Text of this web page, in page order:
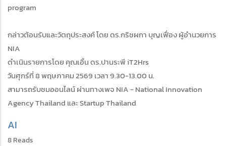
program
กล่าวต้อนรับและวัตถุประสงค์ โดย ดร.กริชผกา บุญเฟื่อง ผู้อำนวยการ
NIA
ดำเนินรายการโดย คุณเอิ้น ดร.ปานระพี iT2Hrs
วันศุกร์ที่ 8 พฤษภาคม 2569 เวลา 9.30-13.00 น.
สามารถรับชมออนไลน์ ผ่านทางเพจ NIA - National Innovation
Agency Thailand และ Startup Thailand
AI
8 Reads